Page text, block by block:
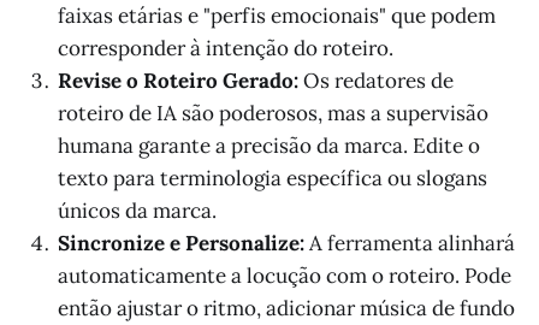
faixas etárias e "perfis emocionais" que podem
corresponder à intenção do roteiro.
Revise o Roteiro Gerado:Os redatores de
roteiro de IA são poderosos, mas a supervisão
humana garante a precisão da marca. Edite o
texto para terminologia específica ou slogans
únicos da marca.
Sincronize e Personalize:A ferramenta alinhará
automaticamente a locução com o roteiro. Pode
então ajustar o ritmo, adicionar música de fundo